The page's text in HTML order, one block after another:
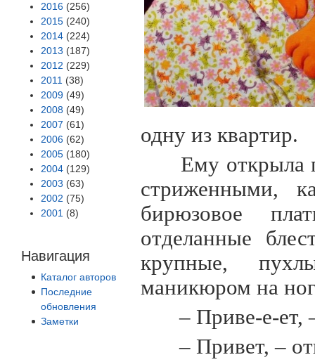
2016 (256)
2015 (240)
2014 (224)
2013 (187)
2012 (229)
2011 (38)
2009 (49)
2008 (49)
2007 (61)
2006 (62)
2005 (180)
2004 (129)
2003 (63)
2002 (75)
2001 (8)
Навигация
Каталог авторов
Последние
обновления
Заметки
одну из квартир.
Ему открыла
стриженными,
бирюзовое
отделанные
крупные,
маникюром на
– Приве-е-ет,
– Привет, –